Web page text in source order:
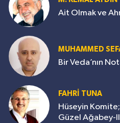
Ait Olmak ve
MUHAMMED
Bir Veda’nın
FAHRİ TUNA
Hüseyin Komite;
Güzel Ağabey-II